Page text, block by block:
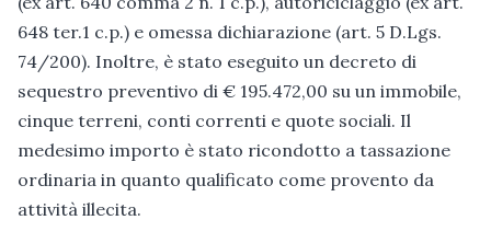
648 ter.1 c.p.) e omessa dichiarazione (art. 5 D.Lgs.
74/200). Inoltre, è stato eseguito un decreto di
sequestro preventivo di € 195.472,00 su un immobile,
cinque terreni, conti correnti e quote sociali. Il
medesimo importo è stato ricondotto a tassazione
ordinaria in quanto qualificato come provento da
attività illecita.